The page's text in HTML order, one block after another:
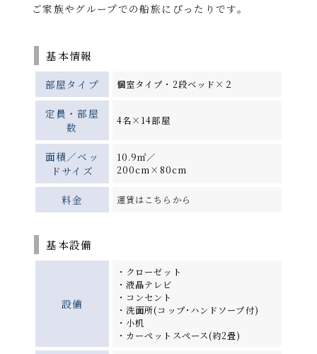
ご家族やグループでの船旅にぴったりです。
基本情報
部屋タイプ 個室タイプ・2段ベッド×２
定員・部屋
数
4名×14部屋
面積／ベッ
ドサイズ
10.9㎡／
200cm×80cm
料金 運賃はこちらから
基本設備
設備
・クローゼット
・液晶テレビ
・コンセント
・洗面所(コップ･ハンドソープ付)
・小机
・カーペットスペース(約2畳)